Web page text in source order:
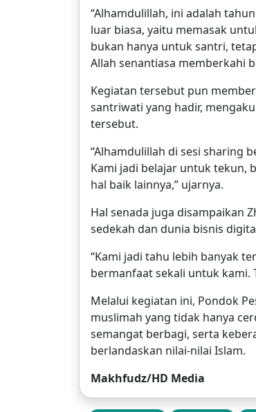
“Alhamdulillah, ini adalah
luar biasa, yaitu memasak
bukan hanya untuk santri,
Allah senantiasa memberkahi
Kegiatan tersebut pun
santriwati yang hadir,
tersebut.
“Alhamdulillah di sesi sharing
Kami jadi belajar untuk tekun,
hal baik lainnya,” ujarnya.
Hal senada juga disampaikan
sedekah dan dunia bisnis
“Kami jadi tahu lebih banyak
bermanfaat sekali untuk kami.
Melalui kegiatan ini, Pondok
muslimah yang tidak hanya
semangat berbagi, serta
berlandaskan nilai-nilai Islam.
Makhfudz/HD Media